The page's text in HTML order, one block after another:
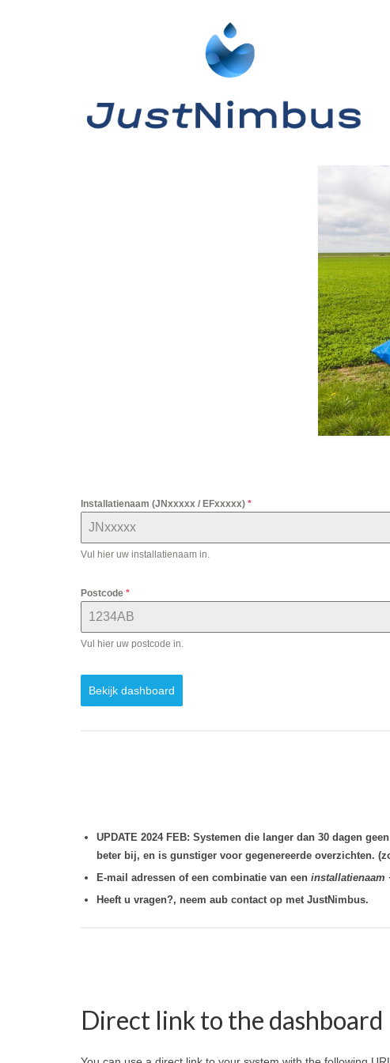
Installatienaam (JNxxxxx / EFxxxxx) *
Vul hier uw installatienaam in.
Postcode *
Vul hier uw postcode in.
Bekijk dashboard
UPDATE 2024 FEB: Systemen die langer dan 30 dagen
beter bij, en is gunstiger voor gegenereerde overzichten.
E-mail adressen of een combinatie van een installatienaam
Heeft u vragen?, neem aub contact op met JustNimbus.
Direct link to the dashboard